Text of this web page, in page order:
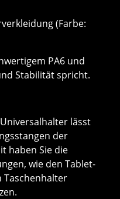
(Farbe:
PA6 und
Stabilität spricht.
lässt
der
haben Sie die
wie den Tablet-
Taschenhalter